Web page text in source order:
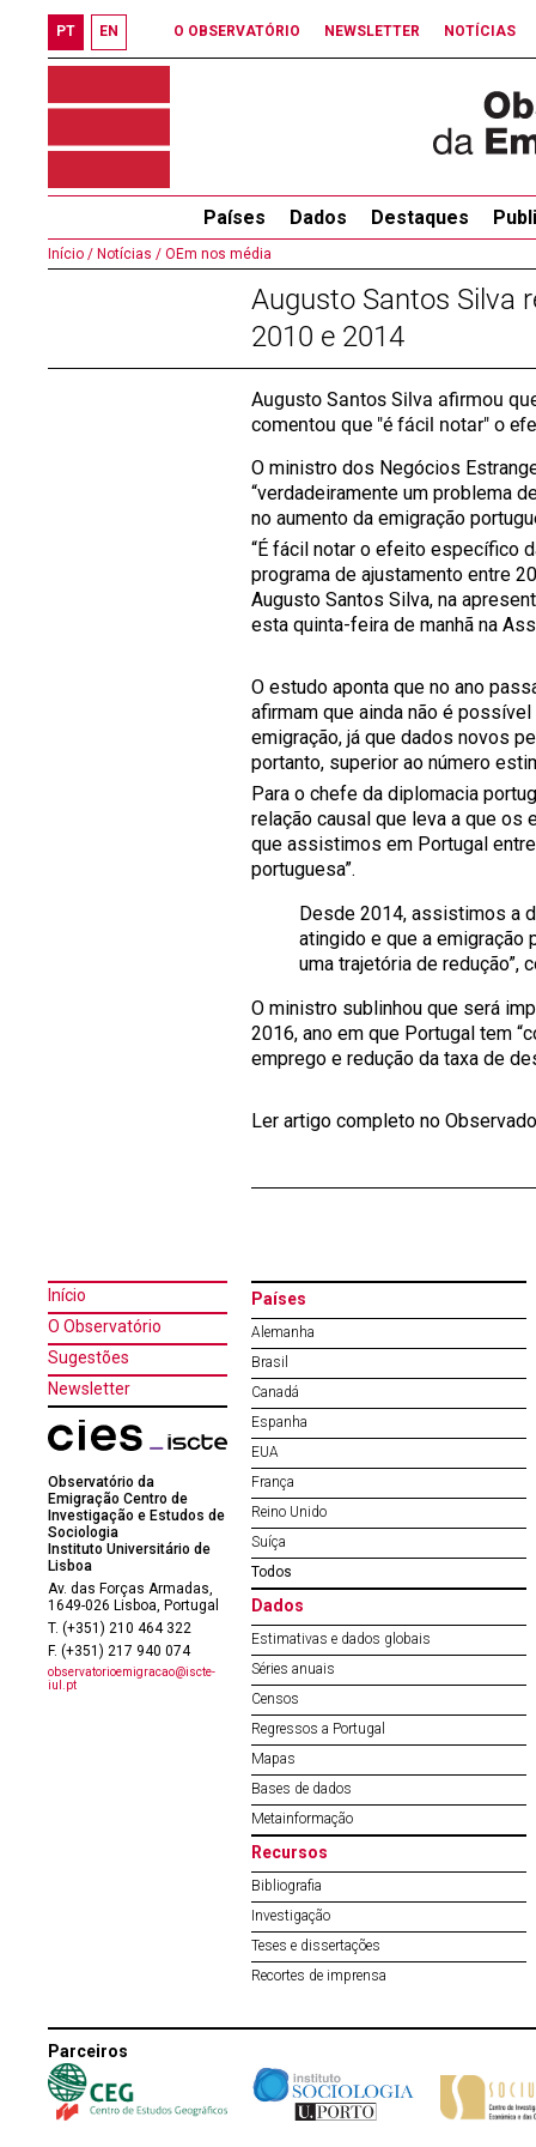
PT EN O OBSERVATÓRIO NEWSLETTER NOTÍCIAS
Países Dados Destaques
Início / Notícias / OEm nos média
Augusto Santos Silva
2010 e 2014
Augusto Santos Silva afirmou
comentou que "é fácil notar" o
O ministro dos Negócios
“verdadeiramente um problema
no aumento da emigração
“É fácil notar o efeito específico
programa de ajustamento entre
Augusto Santos Silva, na
esta quinta-feira de manhã na
O estudo aponta que no ano
afirmam que ainda não é
emigração, já que dados novos
portanto, superior ao número
Para o chefe da diplomacia
relação causal que leva a que
que assistimos em Portugal
portuguesa”.
Desde 2014, assistimos a
atingido e que a emigração
uma trajetória de redução”,
O ministro sublinhou que será
2016, ano em que Portugal tem
emprego e redução da taxa de
Ler artigo completo no
Início
O Observatório
Sugestões
Newsletter
Observatório da
Emigração Centro de
Investigação e Estudos de
Sociologia
Instituto Universitário de
Lisboa
Av. das Forças Armadas,
1649-026 Lisboa, Portugal
T. (+351) 210 464 322
F. (+351) 217 940 074
observatorioemigracao@iscte-
iul.pt
Países
Alemanha
Brasil
Canadá
Espanha
EUA
França
Reino Unido
Suíça
Todos
Dados
Estimativas e dados globais
Séries anuais
Censos
Regressos a Portugal
Mapas
Bases de dados
Metainformação
Recursos
Bibliografia
Investigação
Teses e dissertações
Recortes de imprensa
Parceiros